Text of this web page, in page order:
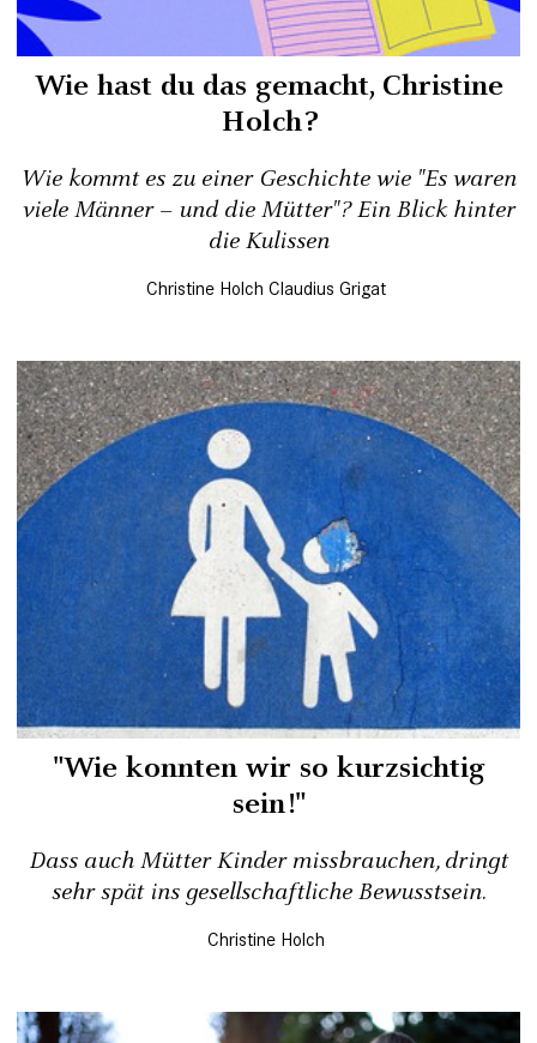
Wie hast du das gemacht, Christine
Holch?
Wie kommt es zu einer Geschichte wie "Es waren
viele Männer – und die Mütter"? Ein Blick hinter
die Kulissen
Christine Holch Claudius Grigat
"Wie konnten wir so kurzsichtig
sein!"
Dass auch Mütter Kinder missbrauchen, dringt
sehr spät ins gesellschaftliche Bewusstsein.
Christine Holch